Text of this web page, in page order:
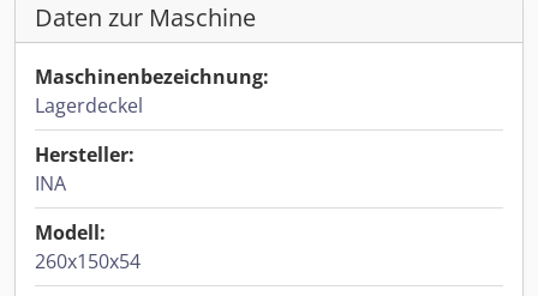
Daten zur Maschine
Maschinenbezeichnung:
Lagerdeckel
Hersteller:
INA
Modell:
260x150x54